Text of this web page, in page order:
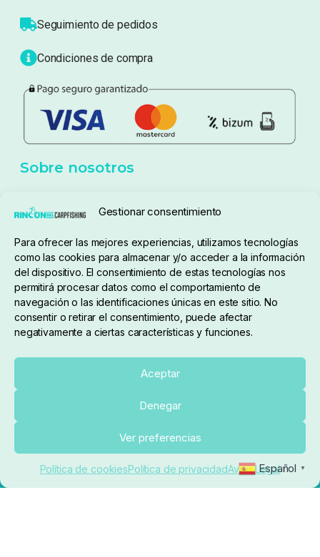
Gestionar consentimiento
Para ofrecer las mejores experiencias, utilizamos tecnologías
como las cookies para almacenar y/o acceder a la información
del dispositivo. El consentimiento de estas tecnologías nos
permitirá procesar datos como el comportamiento de
navegación o las identificaciones únicas en este sitio. No
consentir o retirar el consentimiento, puede afectar
negativamente a ciertas características y funciones.
Aceptar
Denegar
Ver preferencias
Política de cookiesPolítica de privacidadAviso Legal
Atención al cliente
Blog
Política de privacidad
Aviso Legal
Sobre nosotros
910 824 923
Lunes a Viernes de 10:00 a 14:00 horas y 17:00 a
Español ▼